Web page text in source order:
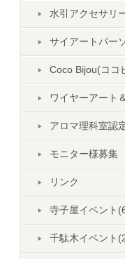
水引アクセサリ
サイアートパー
Coco Bijou(ココ
ワイヤーアート
アロマ理科室認
モニター様募集
リンク
寺子屋イベント
千駄木イベント